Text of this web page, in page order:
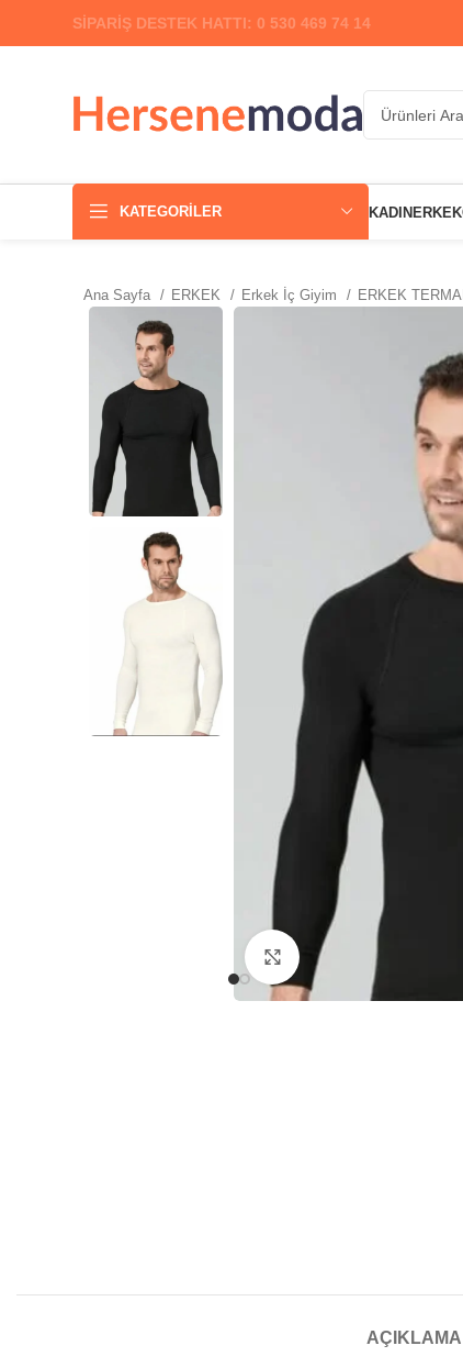
SİPARİŞ DESTEK HATTI: 0 530 469 74 14
KATEGORILER KADINERKEK
Ana Sayfa ERKEK Erkek İç Giyim ERKEK
Büyütmek için tıklayın
AÇIKLAMA